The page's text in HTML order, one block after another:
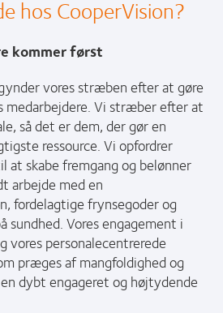
hos CooperVision?
kommer først
vores stræben efter at gøre
medarbejdere. Vi stræber efter at
så det er dem, der gør en
ressource. Vi opfordrer
at skabe fremgang og belønner
arbejde med en
fordelagtige frynsegoder og
Vores engagement i
vores personalecentrerede
præges af mangfoldighed og
dybt engageret og højtydende